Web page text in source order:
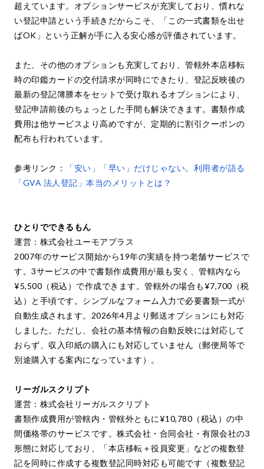
超えています。オプションサービスが充実しており、慣れな
い登記申請という手続きだからこそ、「この一式書類を出せ
ばOK」という正解が手に入る安心感が評価されています。
また、その他のオプションも充実しており、管轄外本店移転
時の印鑑カードの交付請求が同時にできたり、登記反映後の
最新の登記簿謄本をセットで受け取れるオプションにより、
登記申請前後のちょっとした手間も解決できます。書類作成
費用は他サービスより高めですが、定期的に割引クーポンの
配布も行われています。
参考リンク：
「安い」「早い」だけじゃない。利用者が語る
「GVA 法人登記」本当のメリットとは？
ひとりでできるもん
運営：株式会社ユーモアプラス
2007年のサービス開始から19年の実績を持つ老舗サービスで
す。3サービスの中で書類作成費用が最も安く、管轄内なら
¥5,500（税込）で作成できます。管轄外の場合も¥7,700（税
込）と手頃です。シンプルなフォーム入力で必要書類一式が
自動生成されます。2026年4月より郵送オプションにも対応
しました。ただし、会社の基本情報の自動反映には対応して
おらず、収入印紙の購入にも対応していません（郵便局等で
別途購入する案内になっています）。
リーガルスクリプト
運営：株式会社リーガルスクリプト
書類作成費用が管轄内・管轄外ともに¥10,780（税込）の中
間価格帯のサービスです。株式会社・合同会社・有限会社の3
形態に対応しており、「本店移転＋役員変更」などの複数登
記を同時に作成する複数登記同時対応も可能です（複数登記